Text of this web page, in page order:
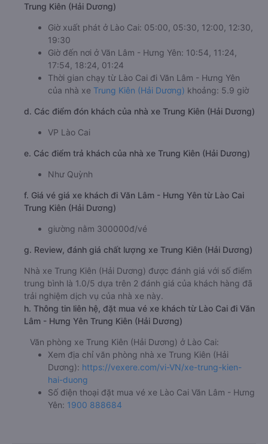
Trung Kiên (Hải Dương)
Giờ xuất phát ở Lào Cai: 05:00, 05:30, 12:00, 12:30,
19:30
Giờ đến nơi ở Văn Lâm - Hưng Yên: 10:54, 11:24,
17:54, 18:24, 01:24
Thời gian chạy từ Lào Cai đi Văn Lâm - Hưng Yên
của nhà xe Trung Kiên (Hải Dương) khoảng: 5.9 giờ
d. Các điểm đón khách của nhà xe Trung Kiên (Hải Dương)
VP Lào Cai
e. Các điểm trả khách của nhà xe Trung Kiên (Hải Dương)
Như Quỳnh
f. Giá vé giá xe khách đi Văn Lâm - Hưng Yên từ Lào Cai
Trung Kiên (Hải Dương)
giường nằm 300000đ/vé
g. Review, đánh giá chất lượng xe Trung Kiên (Hải Dương)
Nhà xe Trung Kiên (Hải Dương) được đánh giá với số điểm
trung bình là 1.0/5 dựa trên 2 đánh giá của khách hàng đã
trải nghiệm dịch vụ của nhà xe này.
h. Thông tin liên hệ, đặt mua vé xe khách từ Lào Cai đi Văn
Lâm - Hưng Yên Trung Kiên (Hải Dương)
Văn phòng xe Trung Kiên (Hải Dương) ở Lào Cai:
Xem địa chỉ văn phòng nhà xe Trung Kiên (Hải
Dương): https://vexere.com/vi-VN/xe-trung-kien-
hai-duong
Số điện thoại đặt mua vé xe Lào Cai Văn Lâm - Hưng
Yên: 1900 888684